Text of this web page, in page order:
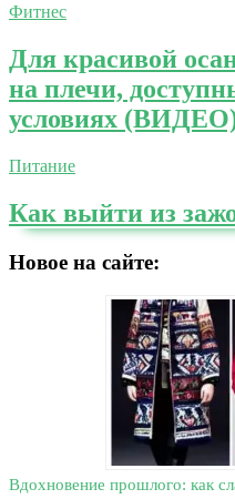
Фитнес
Для красивой
на плечи,
условиях
Питание
Как выйти из
Новое на сайте:
Вдохновение прошлого: как